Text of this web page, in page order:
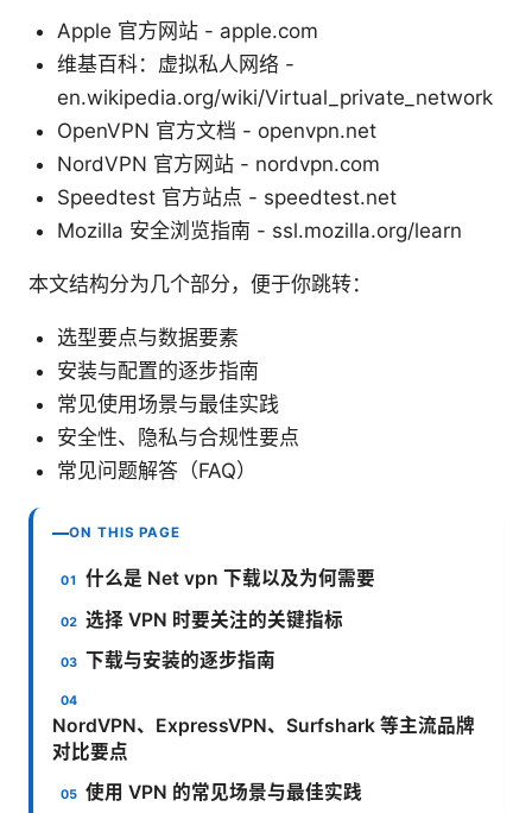
Apple 官方网站 - apple.com
维基百科：虚拟私人网络 -
en.wikipedia.org/wiki/Virtual_private_network
OpenVPN 官方文档 - openvpn.net
NordVPN 官方网站 - nordvpn.com
Speedtest 官方站点 - speedtest.net
Mozilla 安全浏览指南 - ssl.mozilla.org/learn
本文结构分为几个部分，便于你跳转：
选型要点与数据要素
安装与配置的逐步指南
常见使用场景与最佳实践
安全性、隐私与合规性要点
常见问题解答（FAQ）
ON THIS PAGE
什么是 Net vpn 下载以及为何需要
选择 VPN 时要关注的关键指标
下载与安装的逐步指南
NordVPN、ExpressVPN、Surfshark 等主流品牌
对比要点
使用 VPN 的常见场景与最佳实践